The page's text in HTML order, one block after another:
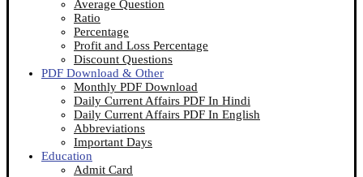
Average Question
Ratio
Percentage
Profit and Loss Percentage
Discount Questions
PDF Download & Other
Monthly PDF Download
Daily Current Affairs PDF In Hindi
Daily Current Affairs PDF In English
Abbreviations
Important Days
Education
Admit Card